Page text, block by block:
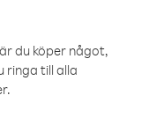
du köper något,
ringa till alla